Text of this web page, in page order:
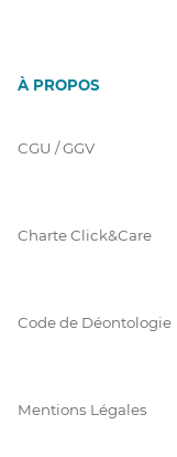
À PROPOS
CGU / GGV
Charte Click&Care
Code de Déontologie
Mentions Légales